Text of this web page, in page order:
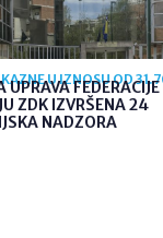
U IZNOSU OD
UPRAVA
ZDK IZVRŠENA 24
NADZORA